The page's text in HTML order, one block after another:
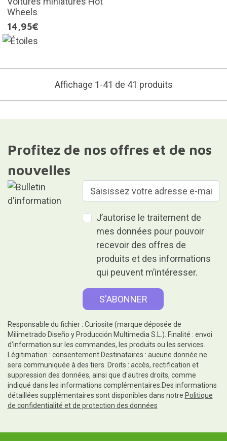
Wheels
14,95€
Affichage 1-41 de 41 produits
Profitez de nos offres et de nos
nouvelles
J’autorise le traitement de
mes données pour pouvoir
recevoir des offres de
produits et des informations
qui peuvent m’intéresser.
Responsable du fichier : Curiosite (marque déposée de
Milimetrado Diseño y Producción Multimedia S.L.). Finalité : envoi
d'information sur les commandes, les produits ou les services.
Légitimation : consentement.Destinataires : aucune donnée ne
sera communiquée à des tiers. Droits : accès, rectification et
suppression des données, ainsi que d'autres droits, comme
indiqué dans les informations complémentaires.Des informations
détaillées supplémentaires sont disponibles dans notre Politique
de confidentialité et de protection des données